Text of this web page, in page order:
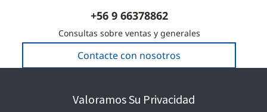
+56 9 66378862
Consultas sobre ventas y generales
Contacte con nosotros
Valoramos Su Privacidad